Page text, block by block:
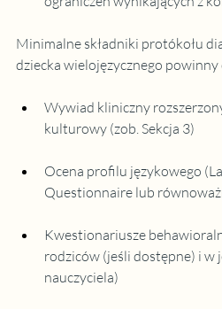
Minimalne składniki protókołu
dziecka wielojęzycznego
Wywiad kliniczny
kulturowy (zob. Sekcja 3)
Ocena profilu językowego
Questionnaire lub
Kwestionariusze
rodziców (jeśli dostępne) i w
nauczyciela)